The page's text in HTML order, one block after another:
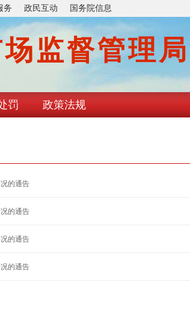
务 政民互动 国务院信息
监督管理
罚 政策法规
的通告
的通告
的通告
的通告